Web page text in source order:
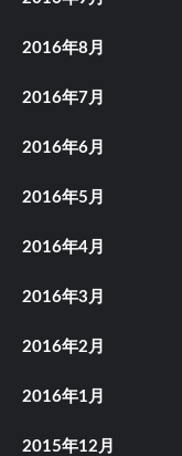
2016年8月
2016年7月
2016年6月
2016年5月
2016年4月
2016年3月
2016年2月
2016年1月
2015年12月